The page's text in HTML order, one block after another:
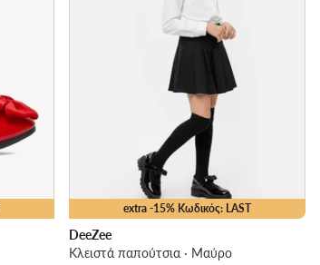
extra -15% Κωδικός: LAST
DeeZee
Κλειστά παπούτσια · Μαύρο